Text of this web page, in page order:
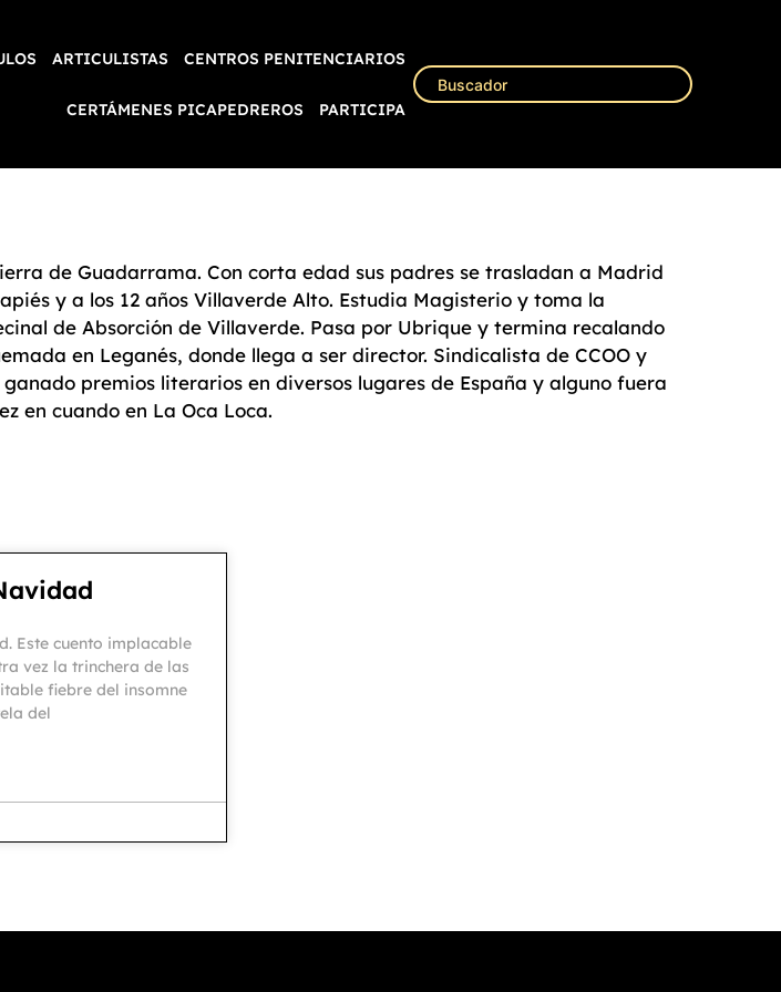
ARTICULISTAS CENTROS PENITENCIARIOS
CERTÁMENES PICAPEDREROS PARTICIPA
de Guadarrama. Con corta edad sus padres se trasladan a Madrid
y a los 12 años Villaverde Alto. Estudia Magisterio y toma la
de Absorción de Villaverde. Pasa por Ubrique y termina recalando
en Leganés, donde llega a ser director. Sindicalista de CCOO y
premios literarios en diversos lugares de España y alguno fuera
en cuando en La Oca Loca.
Este cuento implacable
vez la trinchera de las
fiebre del insomne
del